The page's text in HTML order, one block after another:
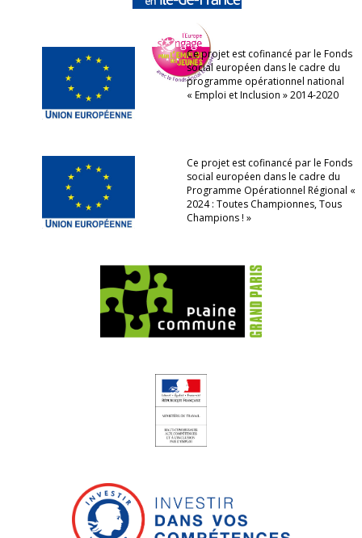
Ce projet est cofinancé par le Fonds
social européen dans le cadre du
programme opérationnel national
« Emploi et Inclusion » 2014-2020
Ce projet est cofinancé par le Fonds
social européen dans le cadre du
Programme Opérationnel Régional «
2024 : Toutes Championnes, Tous
Champions ! »